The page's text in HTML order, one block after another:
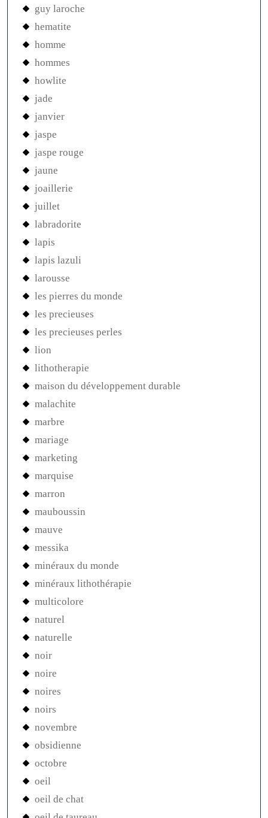
guy laroche
hematite
homme
hommes
howlite
jade
janvier
jaspe
jaspe rouge
jaune
joaillerie
juillet
labradorite
lapis
lapis lazuli
larousse
les pierres du monde
les precieuses
les precieuses perles
lion
lithotherapie
maison du développement durable
malachite
marbre
mariage
marketing
marquise
marron
mauboussin
mauve
messika
minéraux du monde
minéraux lithothérapie
multicolore
naturel
naturelle
noir
noire
noires
noirs
novembre
obsidienne
octobre
oeil
oeil de chat